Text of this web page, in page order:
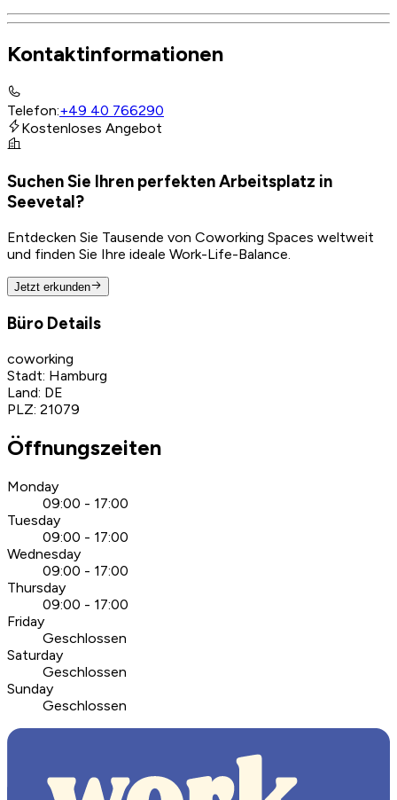
Kontaktinformationen
Telefon:+49 40 766290
Kostenloses Angebot
Suchen Sie Ihren perfekten Arbeitsplatz in
Seevetal?
Entdecken Sie Tausende von Coworking Spaces weltweit
und finden Sie Ihre ideale Work-Life-Balance.
Jetzt erkunden
Büro Details
coworking
Stadt: Hamburg
Land: DE
PLZ: 21079
Öffnungszeiten
Monday
09:00 - 17:00
Tuesday
09:00 - 17:00
Wednesday
09:00 - 17:00
Thursday
09:00 - 17:00
Friday
Geschlossen
Saturday
Geschlossen
Sunday
Geschlossen